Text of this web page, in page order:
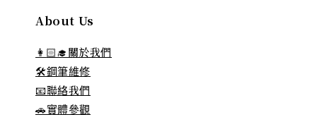
About Us
👩🏻‍🎓關於我們
🛠️鋼筆維修
📧聯絡我們
🚗實體參觀